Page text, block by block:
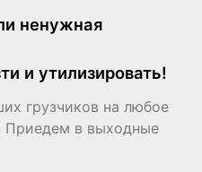
ненужная
и утилизировать!
грузчиков на любое
Приедем в выходные